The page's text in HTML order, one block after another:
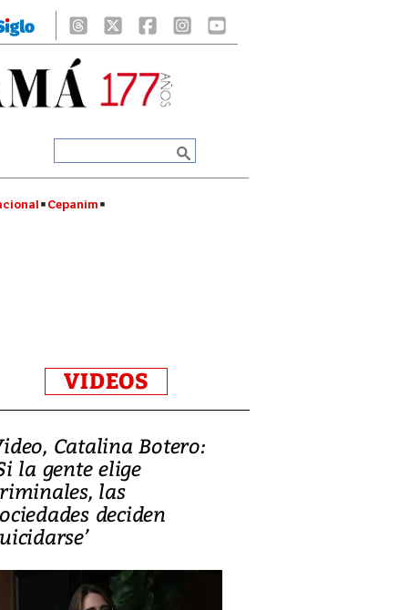
Cepanim
VIDEOS
Catalina Botero:
la gente elige
las
deciden